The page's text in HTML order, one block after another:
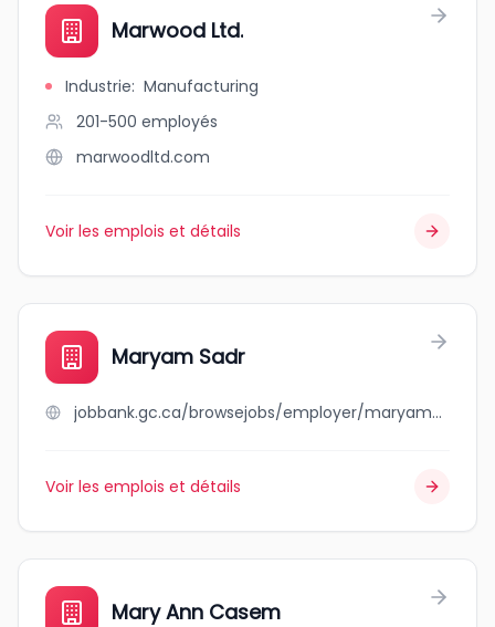
Marwood Ltd.
Industrie: Manufacturing
201-500 employés
marwoodltd.com
Voir les emplois et détails
Maryam Sadr
jobbank.gc.ca/browsejobs/employer/maryam+sadr/ca
Voir les emplois et détails
Mary Ann Casem